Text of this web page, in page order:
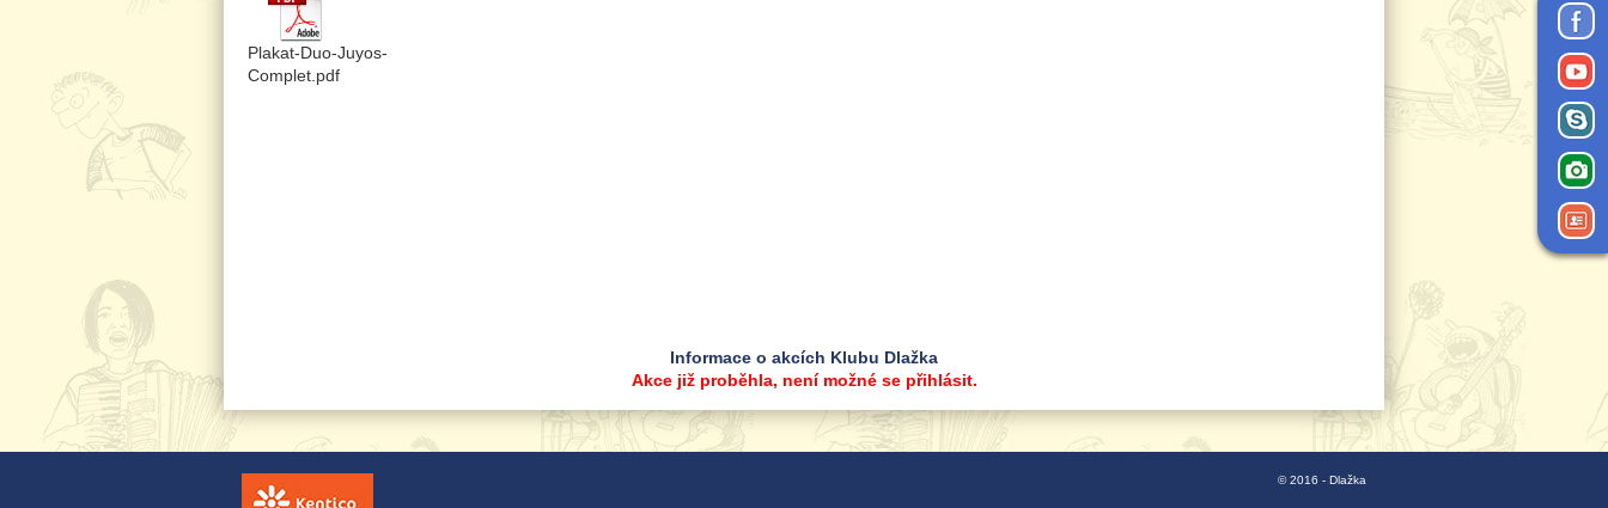
Plakat-Duo-Juyos-
Complet.pdf
Informace o akcích Klubu Dlažka
Akce již proběhla, není možné se přihlásit.
© 2016 - Dlažka